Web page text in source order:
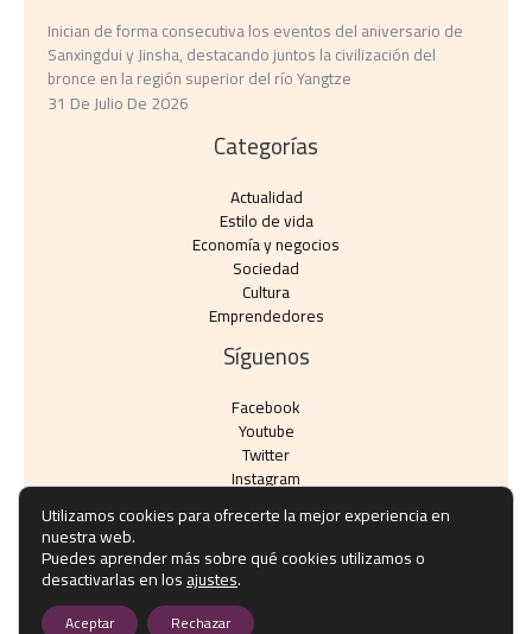
Inician de forma consecutiva los eventos del aniversario de
Sanxingdui y Jinsha, destacando juntos la civilización del
bronce en la región superior del río Yangtze
31 De Julio De 2026
Categorías
Actualidad
Estilo de vida
Economía y negocios​
Sociedad
Cultura
Emprendedores
Síguenos
Facebook
Youtube
Twitter
Instagram
Copyright © Todos los derechos reservados - eventos10.com
Utilizamos cookies para ofrecerte la mejor experiencia en
nuestra web.
Puedes aprender más sobre qué cookies utilizamos o
desactivarlas en losajustes.
Aceptar Rechazar